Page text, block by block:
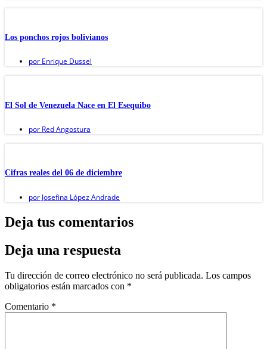
Los ponchos rojos bolivianos
por Enrique Dussel
El Sol de Venezuela Nace en El Esequibo
por Red Angostura
Cifras reales del 06 de diciembre
por Josefina López Andrade
Deja tus comentarios
Deja una respuesta
Tu dirección de correo electrónico no será publicada. Los campos
obligatorios están marcados con *
Comentario *